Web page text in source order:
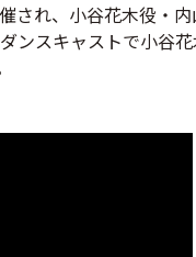
され、小谷花木役・
ンスキャストで小谷